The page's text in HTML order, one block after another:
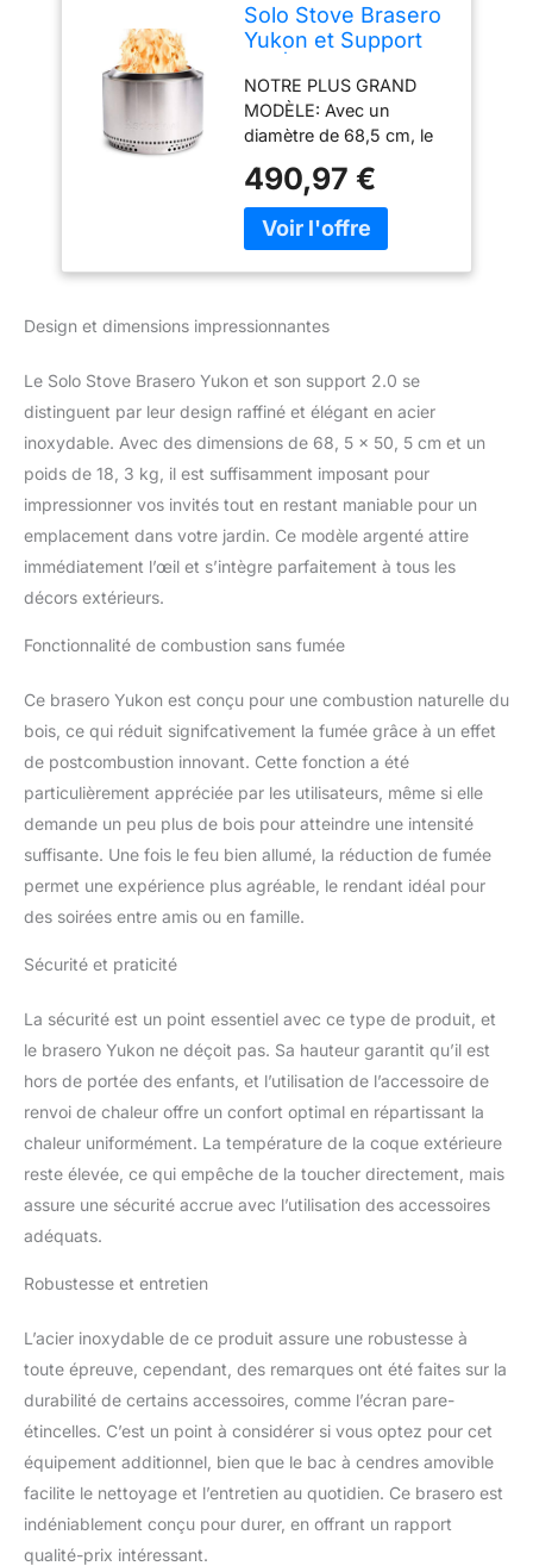
Solo Stove Brasero
Yukon et Support
sans émission de
fumée, Combustion
Naturelle du Bois,
avec bac à Cendres
Amovible, Acier
Inoxydable, 68,5 x
50,5 cm, 18,3 kg,
NOTRE PLUS GRAND
MODÈLE: Avec un
diamètre de 68,5 cm, le
autres braseros de Solo
Stove. Par conséquent, il
produit un feu plus
une plaque de base et un
pour un nettoyage facile.
COMBUSTION
SECONDAIRE: Le
conçu avec une double
paroi qui maximise le flux
d'air et le processus de
combustion. Les orifices
d'alimenter le feu par le
entre les parois du
réchaud et est soufflé
au-dessus du feu.
MOINS DE FUMÉE, PLUS
réchaud de camping est
doté de notre système
de flux d'air à 360°
exclusif et d'une double
d'alimenter le feu par le
bas, soufflant ainsi un jet
d'air chaud au-dessus
du feu et réduisant la
quantité de fumée émise.
Avec nos foyers, fini les
Profitez d'un feu sans
l'odeur du feu dans vos
inoxydable 304 est très
durable, étonnamment
léger et ne s'altère pas
sous la chaleur des
flammes. Notre nouveau
bac à cendres amovible
repose sous la plaque de
les cendres fines en un
490,97 €
Design et dimensions impressionnantes
Le Solo Stove Brasero Yukon et son support 2.0 se
distinguent par leur design raffiné et élégant en acier
inoxydable. Avec des dimensions de 68, 5 x 50, 5 cm et un
poids de 18, 3 kg, il est suffisamment imposant pour
impressionner vos invités tout en restant maniable pour un
emplacement dans votre jardin. Ce modèle argenté attire
immédiatement l’œil et s’intègre parfaitement à tous les
décors extérieurs.
Fonctionnalité de combustion sans fumée
Ce brasero Yukon est conçu pour une combustion naturelle du
bois, ce qui réduit signifcativement la fumée grâce à un effet
de postcombustion innovant. Cette fonction a été
particulièrement appréciée par les utilisateurs, même si elle
demande un peu plus de bois pour atteindre une intensité
suffisante. Une fois le feu bien allumé, la réduction de fumée
permet une expérience plus agréable, le rendant idéal pour
des soirées entre amis ou en famille.
Sécurité et praticité
La sécurité est un point essentiel avec ce type de produit, et
le brasero Yukon ne déçoit pas. Sa hauteur garantit qu’il est
hors de portée des enfants, et l’utilisation de l’accessoire de
renvoi de chaleur offre un confort optimal en répartissant la
chaleur uniformément. La température de la coque extérieure
reste élevée, ce qui empêche de la toucher directement, mais
assure une sécurité accrue avec l’utilisation des accessoires
adéquats.
Robustesse et entretien
L’acier inoxydable de ce produit assure une robustesse à
toute épreuve, cependant, des remarques ont été faites sur la
durabilité de certains accessoires, comme l’écran pare-
étincelles. C’est un point à considérer si vous optez pour cet
équipement additionnel, bien que le bac à cendres amovible
facilite le nettoyage et l’entretien au quotidien. Ce brasero est
indéniablement conçu pour durer, en offrant un rapport
qualité-prix intéressant.